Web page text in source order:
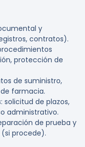
y
contratos).
protección de
de suministro,
farmacia.
de plazos,
administrativo.
de prueba y
procede).